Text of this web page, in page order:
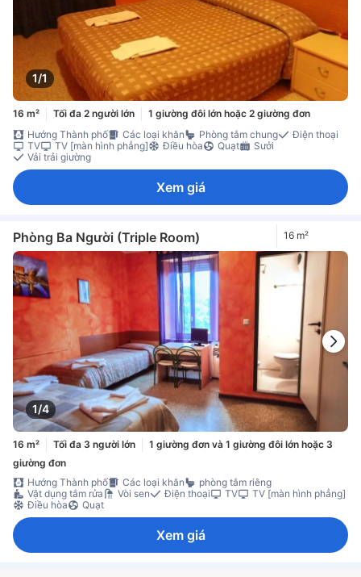
1/1
16 m² Tối đa 2 người lớn
1 giường đôi lớn hoặc 2 giường đơn
Hướng Thành phố
Các loại khăn Phòng tắm chung
Điện thoại
TV
TV [màn hình phẳng] Điều hòa Quạt
Sưởi
Vải trải giường
Xem giá
Phòng Ba Người (Triple Room) 16 m²
1/4
16 m² Tối đa 3 người lớn
1 giường đơn và 1 giường đôi lớn hoặc 3
giường đơn
Hướng Thành phố
Các loại khăn
phòng tắm riêng
Vật dụng tắm rửa
Vòi sen Điện thoại TV
TV [màn hình phẳng]
Điều hòa
Quạt
Xem giá